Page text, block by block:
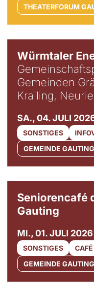
THEATERFORUM
Würmtaler
Gemeinden
Krailing,
SA., 04. JULI
SONSTIGES
GEMEINDE GAUTING
Seniorencafé
Gauting
MI., 01. JULI 2026
SONSTIGES
GEMEINDE GAUTING